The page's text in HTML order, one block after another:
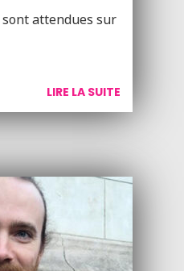
attendues sur
LIRE LA SUITE